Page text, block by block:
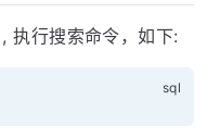
, 执行搜索命令，如下: